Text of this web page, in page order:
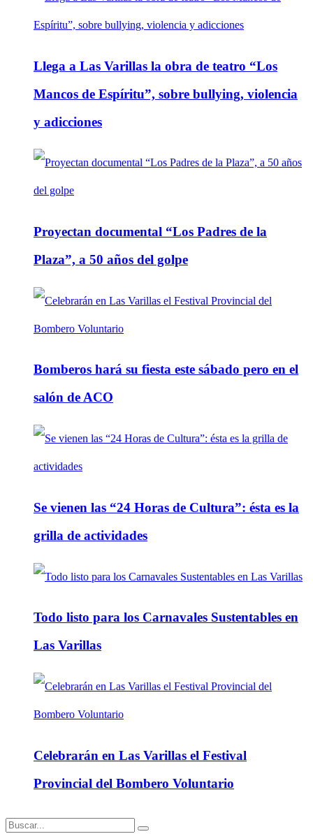
Llega a Las Varillas la obra de teatro “Los
Mancos de Espíritu”, sobre bullying, violencia
y adicciones
Proyectan documental “Los Padres de la
Plaza”, a 50 años del golpe
Bomberos hará su fiesta este sábado pero en el
salón de ACO
Se vienen las “24 Horas de Cultura”: ésta es la
grilla de actividades
Todo listo para los Carnavales Sustentables en
Las Varillas
Celebrarán en Las Varillas el Festival
Provincial del Bombero Voluntario